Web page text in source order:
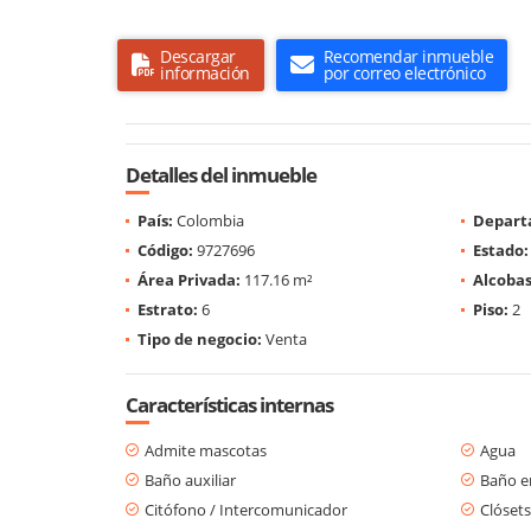
Descargar
información
Recomendar inmueble
por correo electrónico
Detalles del inmueble
País: Colombia
Código: 9727696 Estado:
Área Privada: 117.16 m²
Estrato: 6 Piso: 2
Tipo de negocio: Venta
Características internas
Admite mascotas
Agua
Baño auxiliar
Baño
Citófono / Intercomunicador
Clósets